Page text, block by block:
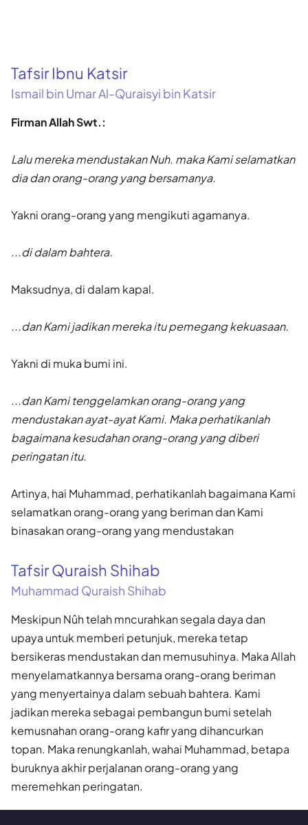
Tafsir Ibnu Katsir
Ismail bin Umar Al-Quraisyi bin Katsir
Firman Allah Swt.:
Lalu mereka mendustakan Nuh. maka Kami selamatkan
dia dan orang-orang yang bersamanya.
Yakni orang-orang yang mengikuti agamanya.
...di dalam bahtera.
Maksudnya, di dalam kapal.
...dan Kami jadikan mereka itu pemegang kekuasaan.
Yakni di muka bumi ini.
...dan Kami tenggelamkan orang-orang yang
mendustakan ayat-ayat Kami. Maka perhatikanlah
bagaimana kesudahan orang-orang yang diberi
peringatan itu.
Artinya, hai Muhammad, perhatikanlah bagaimana Kami
selamatkan orang-orang yang beriman dan Kami
binasakan orang-orang yang mendustakan
Tafsir Quraish Shihab
Muhammad Quraish Shihab
Meskipun Nûh telah mncurahkan segala daya dan
upaya untuk memberi petunjuk, mereka tetap
bersikeras mendustakan dan memusuhinya. Maka Allah
menyelamatkannya bersama orang-orang beriman
yang menyertainya dalam sebuah bahtera. Kami
jadikan mereka sebagai pembangun bumi setelah
kemusnahan orang-orang kafir yang dihancurkan
topan. Maka renungkanlah, wahai Muhammad, betapa
buruknya akhir perjalanan orang-orang yang
meremehkan peringatan.